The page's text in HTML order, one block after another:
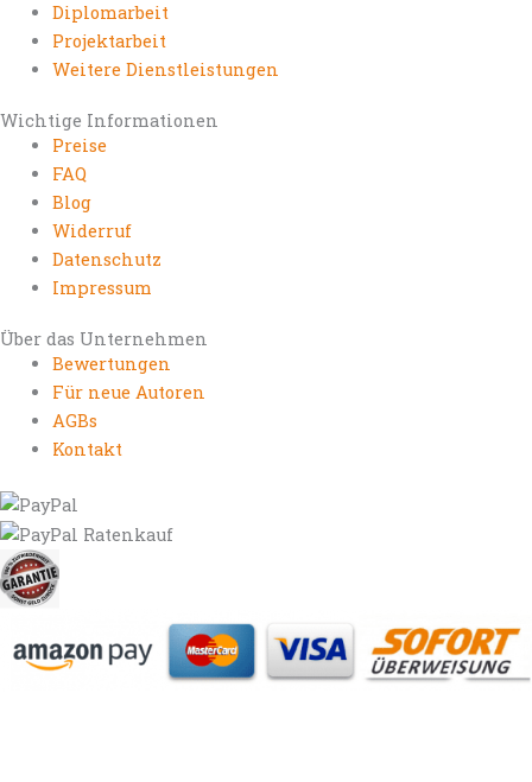
Diplomarbeit
Projektarbeit
Weitere Dienstleistungen
Wichtige Informationen
Preise
FAQ
Blog
Widerruf
Datenschutz
Impressum
Über das Unternehmen
Bewertungen
Für neue Autoren
AGBs
Kontakt